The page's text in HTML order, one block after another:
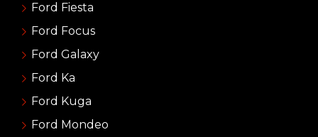
Ford Fiesta
Ford Focus
Ford Galaxy
Ford Ka
Ford Kuga
Ford Mondeo